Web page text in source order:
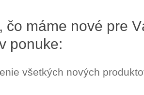
čo máme nové pre
ponuke:
všetkých nových